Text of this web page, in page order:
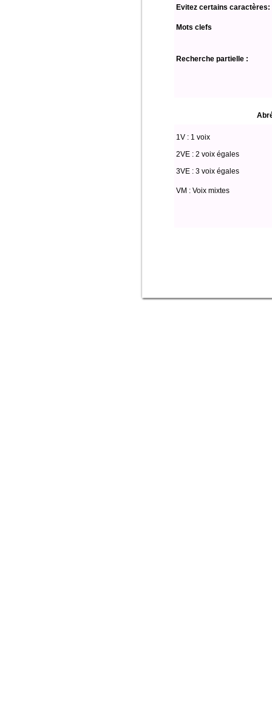
Evitez certains caractères:
Mots clefs
Recherche partielle :
1V : 1 voix
2VE : 2 voix égales
3VE : 3 voix égales
VM : Voix mixtes